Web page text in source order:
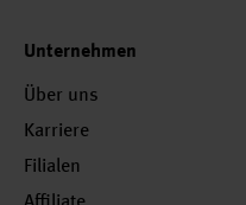
Unternehmen
Über uns
Karriere
Filialen